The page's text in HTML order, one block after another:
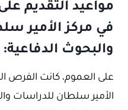
مواعيد التقديم
في مركز الأمير
والبحوث الدفاعية:
على العموم، كانت الفرص
الأمير سلطان للدراسات